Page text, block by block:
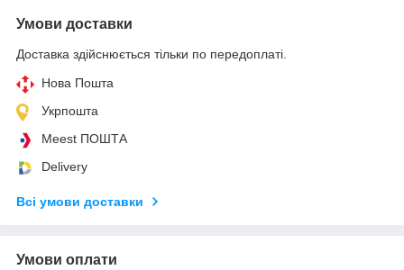
Умови доставки
Доставка здійснюється тільки по передоплаті.
Нова Пошта
Укрпошта
Meest ПОШТА
Delivery
Всі умови доставки
Умови оплати